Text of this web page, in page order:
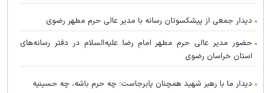
دیدار جمعی از پیشکسوتان رسانه با مدیر عالی حرم مطهر رضوی
حضور مدیر عالی حرم مطهر امام رضا علیه‌السلام در دفتر رسانه‌های
استان خراسان رضوی
دیدار ما با رهبر شهید همچنان پابرجاست؛ چه حرم باشه، چه حسینیه